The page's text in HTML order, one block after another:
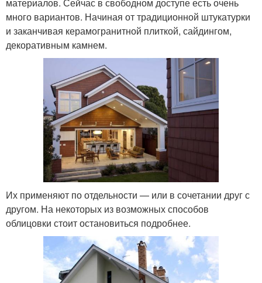
много вариантов. Начиная от традиционной штукатурки
и заканчивая керамогранитной плиткой, сайдингом,
декоративным камнем.
Их применяют по отдельности — или в сочетании друг с
другом. На некоторых из возможных способов
облицовки стоит остановиться подробнее.